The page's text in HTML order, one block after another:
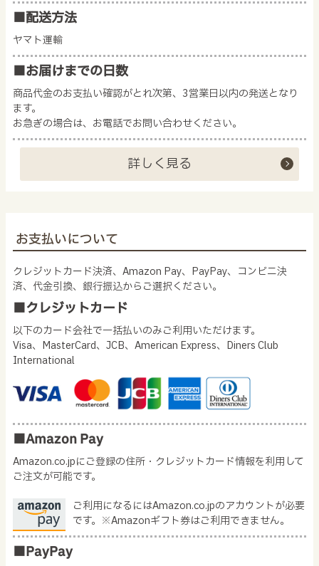
■配送方法
ヤマト運輸
■お届けまでの日数
商品代金のお支払い確認がとれ次第、3営業日以内の発送となり
ます。
お急ぎの場合は、お電話でお問い合わせください。
詳しく見る
お支払いについて
クレジットカード決済、Amazon Pay、PayPay、コンビニ決
済、代金引換、銀行振込からご選択ください。
■クレジットカード
以下のカード会社で一括払いのみご利用いただけます。
Visa、MasterCard、JCB、American Express、Diners Club
International
■Amazon Pay
Amazon.co.jpにご登録の住所・クレジットカード情報を利用して
ご注文が可能です。
ご利用になるにはAmazon.co.jpのアカウントが必要
です。※Amazonギフト券はご利用できません。
■PayPay